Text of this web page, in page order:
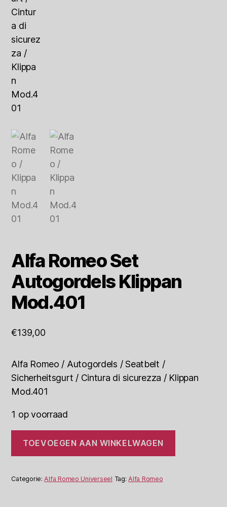
Alfa Romeo Set
Autogordels Klippan
Mod.401
€139,00
Alfa Romeo / Autogordels / Seatbelt /
Sicherheitsgurt / Cintura di sicurezza / Klippan
Mod.401
1 op voorraad
Romeo
Set
Klippan
Mod.401
TOEVOEGEN AAN WINKELWAGEN
Categorie: Alfa Romeo Universeel Tag: Alfa Romeo